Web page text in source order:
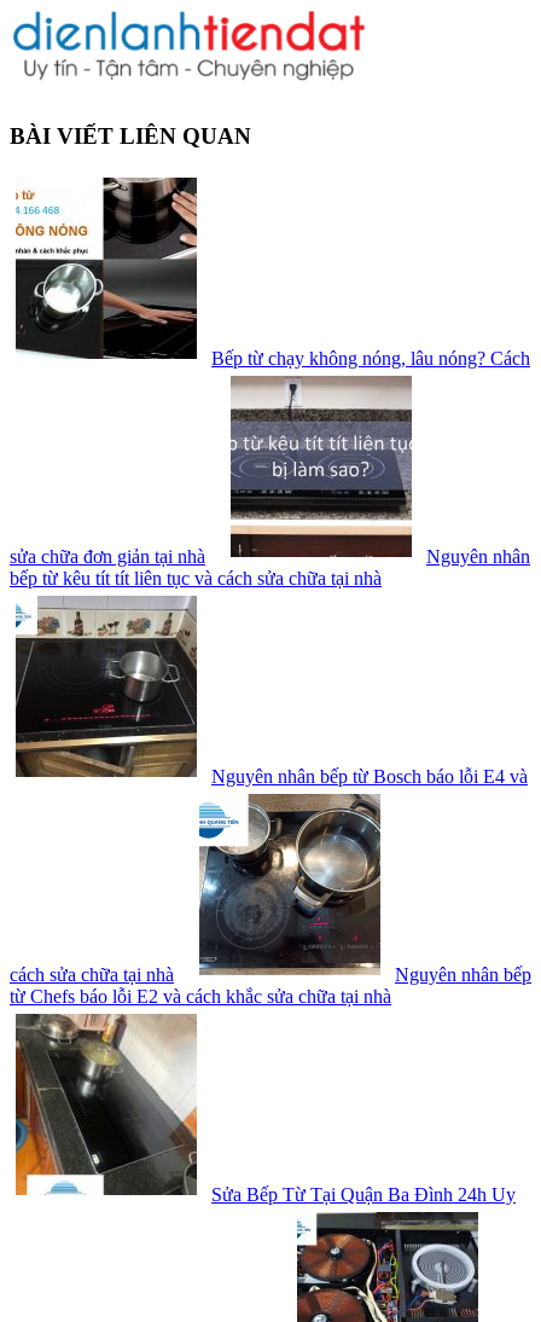
BÀI VIẾT LIÊN QUAN
Bếp từ chạy không nóng, lâu nóng? Cách
sửa chữa đơn giản tại nhà
Nguyên nhân
bếp từ kêu tít tít liên tục và cách sửa chữa tại nhà
Nguyên nhân bếp từ Bosch báo lỗi E4 và
cách sửa chữa tại nhà
Nguyên nhân bếp
từ Chefs báo lỗi E2 và cách khắc sửa chữa tại nhà
Sửa Bếp Từ Tại Quận Ba Đình 24h Uy